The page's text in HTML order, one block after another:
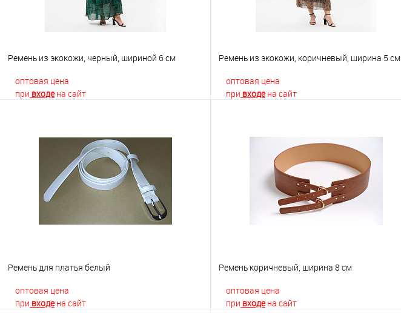
Ремень из экокожи, черный, шириной 6 см
оптовая цена
при входена сайт
Купить в 1 клик
К сравнению
В избранное
Недоступно
Ремень из экокожи, коричневый, ширина 5 см
оптовая цена
при входена сайт
Купить в 1 клик
К сравнению
В избранное
Недоступно
Ремень для платья белый
оптовая цена
при входена сайт
Ремень коричневый, ширина 8 см
оптовая цена
при входена сайт